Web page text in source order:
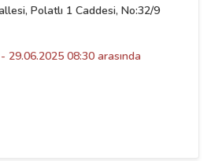
Polatlı 1 Caddesi, No:32/9
29.06.2025 08:30 arasında